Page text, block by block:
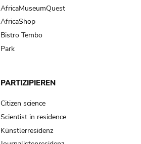
AfricaMuseumQuest
AfricaShop
Bistro Tembo
Park
PARTIZIPIEREN
Citizen science
Scientist in residence
Künstlerresidenz